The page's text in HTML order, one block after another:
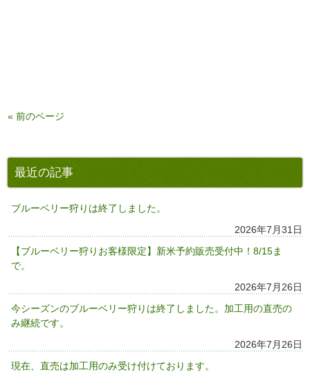
« 前のページ
最近の記事
ブルーベリー狩りは終了しました。
2026年7月31日
【ブルーベリー狩りお客様限定】新米予約販売受付中！8/15ま
で。
2026年7月26日
今シーズンのブルーベリー狩りは終了しました。加工用の直売の
み継続です。
2026年7月26日
現在、直売は加工用のみ受け付けております。